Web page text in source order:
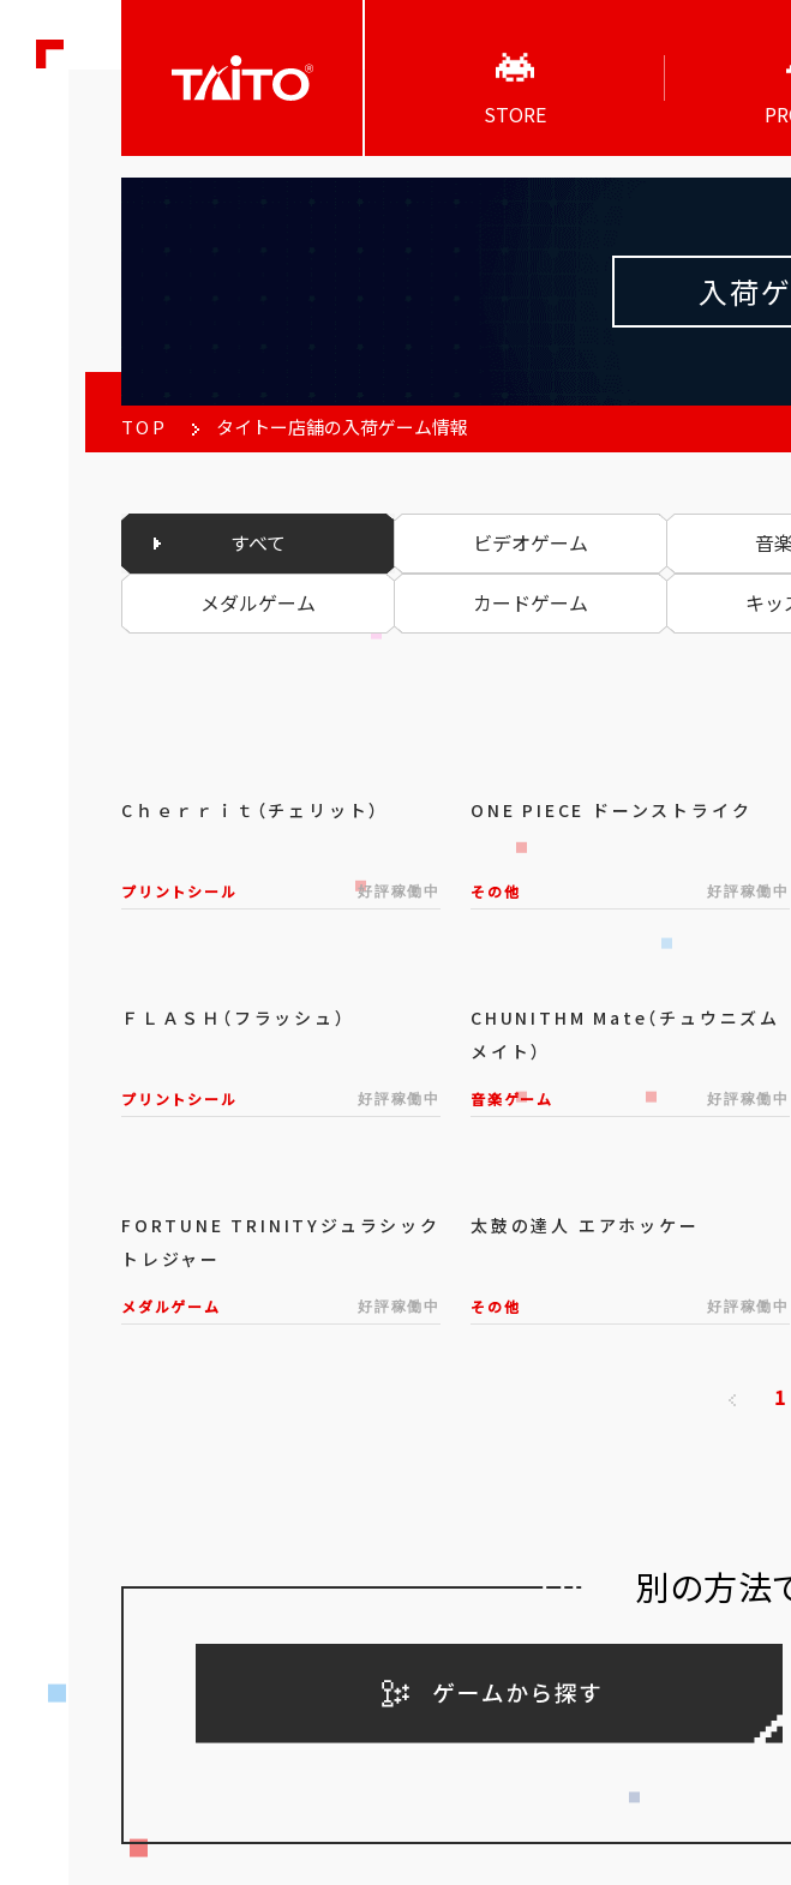
STORE
入荷
TOP タイトー店舗の入荷ゲーム情報
すべて ビデオゲーム 音
メダルゲーム カードゲーム キッ
Cｈｅｒｒｉｔ（チェリット）
プリントシール 好評稼働中
ONE PIECE ドーンストライク
その他 好評稼働中
ＦＬＡＳＨ（フラッシュ）
プリントシール 好評稼働中
CHUNITHM Mate（チュウニズム
メイト）
音楽ゲーム 好評稼働中
FORTUNE TRINITYジュラシック
トレジャー
メダルゲーム 好評稼働中
太鼓の達人 エアホッケー
その他 好評稼働中
1
別の方法